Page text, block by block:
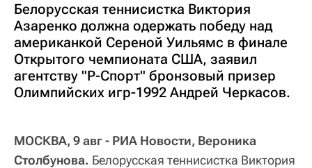
Белорусская теннисистка Виктория
Азаренко должна одержать победу над
американкой Сереной Уильямс в финале
Открытого чемпионата США, заявил
агентству "Р-Спорт" бронзовый призер
Олимпийских игр-1992 Андрей Черкасов.
МОСКВА, 9 авг - РИА Новости, Вероника
Столбунова. Белорусская теннисистка Виктория